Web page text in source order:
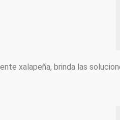
xalapeña, brinda las